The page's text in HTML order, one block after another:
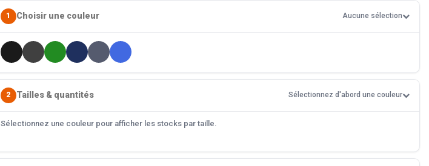
1 Choisir une couleur Aucune sélection
2 Tailles & quantités Sélectionnez d'abord une couleur
Sélectionnez une couleur pour afficher les stocks par taille.